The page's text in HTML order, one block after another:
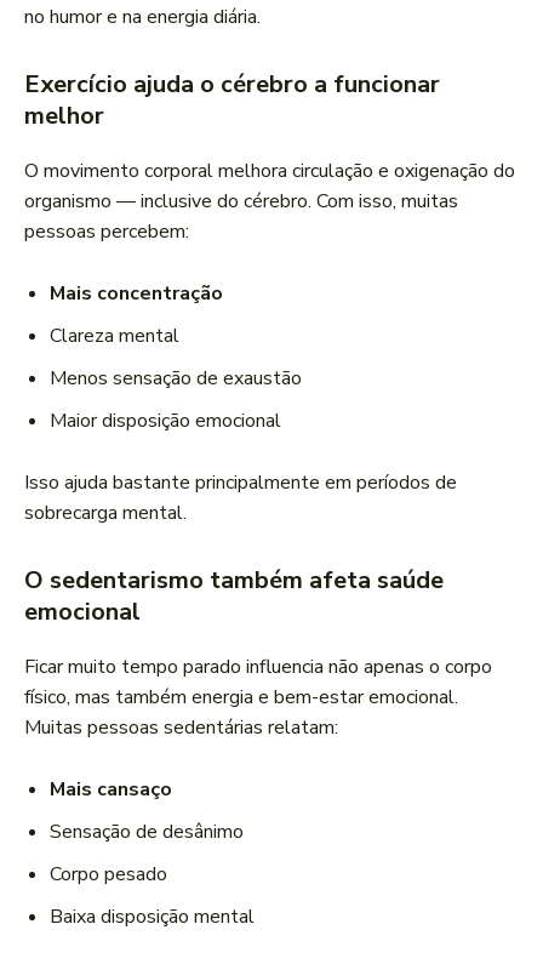
no humor e na energia diária.
Exercício ajuda o cérebro a funcionar
melhor
O movimento corporal melhora circulação e oxigenação do
organismo — inclusive do cérebro. Com isso, muitas
pessoas percebem:
Mais concentração
Clareza mental
Menos sensação de exaustão
Maior disposição emocional
Isso ajuda bastante principalmente em períodos de
sobrecarga mental.
O sedentarismo também afeta saúde
emocional
Ficar muito tempo parado influencia não apenas o corpo
físico, mas também energia e bem-estar emocional.
Muitas pessoas sedentárias relatam:
Mais cansaço
Sensação de desânimo
Corpo pesado
Baixa disposição mental